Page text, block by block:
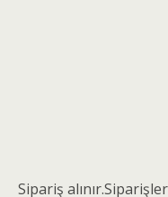
Sipariş